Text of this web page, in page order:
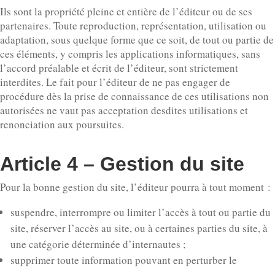
Ils sont la propriété pleine et entière de l’éditeur ou de ses
partenaires. Toute reproduction, représentation, utilisation ou
adaptation, sous quelque forme que ce soit, de tout ou partie de
ces éléments, y compris les applications informatiques, sans
l’accord préalable et écrit de l’éditeur, sont strictement
interdites. Le fait pour l’éditeur de ne pas engager de
procédure dès la prise de connaissance de ces utilisations non
autorisées ne vaut pas acceptation desdites utilisations et
renonciation aux poursuites.
Article 4 – Gestion du site
Pour la bonne gestion du site, l’éditeur pourra à tout moment :
suspendre, interrompre ou limiter l’accès à tout ou partie du
site, réserver l’accès au site, ou à certaines parties du site, à
une catégorie déterminée d’internautes ;
supprimer toute information pouvant en perturber le